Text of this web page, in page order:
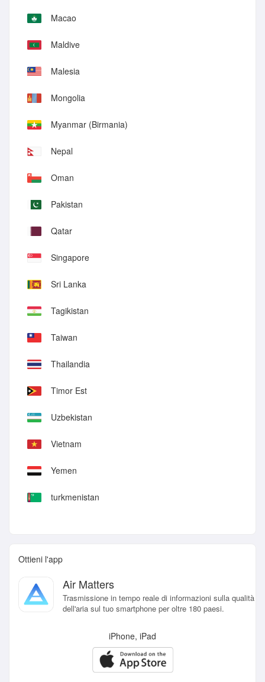
Macao
Maldive
Malesia
Mongolia
Myanmar (Birmania)
Nepal
Oman
Pakistan
Qatar
Singapore
Sri Lanka
Tagikistan
Taiwan
Thailandia
Timor Est
Uzbekistan
Vietnam
Yemen
turkmenistan
Ottieni l'app
Air Matters
Trasmissione in tempo reale di informazioni sulla qualità
dell'aria sul tuo smartphone per oltre 180 paesi.
iPhone, iPad